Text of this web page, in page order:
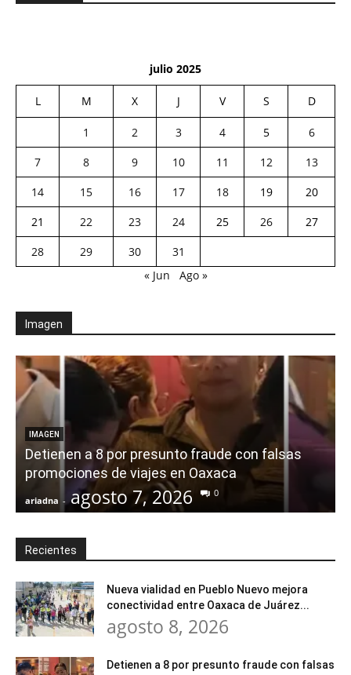
julio 2025
L M X J V S D
1 2 3 4 5
6
7
8 9 10 11 12
13
14
15 16 17 18 19
20
21
22 23 24 25 26
27
28
29 30
31
« Jun
Ago »
Imagen
IMAGEN
Detienen a 8 por presunto fraude con falsas
promociones de viajes en Oaxaca
ariadna - agosto 7, 2026 0
Recientes
Nueva vialidad en Pueblo Nuevo mejora
conectividad entre Oaxaca de Juárez...
agosto 8, 2026
Detienen a 8 por presunto fraude con falsas